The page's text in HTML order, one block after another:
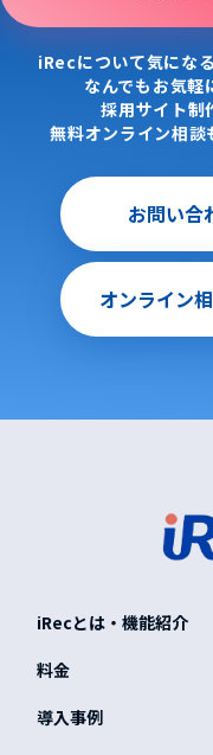
iRecについて気にな
なんでもお気軽
採用サイト制
無料オンライン相談
お問い合
オンライン
iRecとは・機能紹介
料金
導入事例